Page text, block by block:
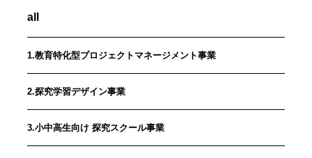
all
1.教育特化型プロジェクトマネージメント事業
2.探究学習デザイン事業
3.小中高生向け 探究スクール事業